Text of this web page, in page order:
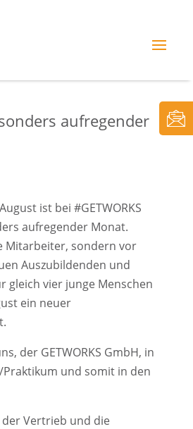
aufregender
ist bei #GETWORKS
aufregender Monat.
Mitarbeiter, sondern vor
Auszubildenden und
gleich vier junge Menschen
ein neuer
der GETWORKS GmbH, in
und somit in den
Vertrieb und die